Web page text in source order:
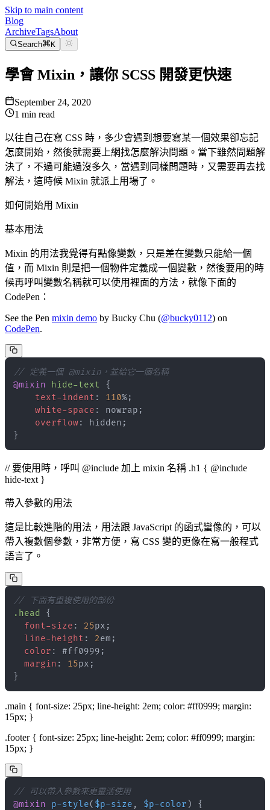
Skip to main content
Blog
ArchiveTagsAbout
Search K
學會 Mixin，讓你 SCSS 開發更快速
September 24, 2020
1 min read
以往自己在寫 CSS 時，多少會遇到想要寫某一個效果卻忘記
怎麼開始，然後就需要上網找怎麼解決問題。當下雖然問題解
決了，不過可能過沒多久，當遇到同樣問題時，又需要再去找
解法，這時候 Mixin 就派上用場了。
如何開始用 Mixin
基本用法
Mixin 的用法我覺得有點像變數，只是差在變數只能給一個
值，而 Mixin 則是把一個物件定義成一個變數，然後要用的時
候再呼叫變數名稱就可以使用裡面的方法，就像下面的
CodePen：
See the Pen mixin demo by Bucky Chu (@bucky0112) on
CodePen.
// 定義一個 @mixin，並給它一個名稱
@mixin
hide-text {
text-indent : 110%;
white-space : nowrap ;
overflow: hidden ;
}
// 要使用時，呼叫 @include 加上 mixin 名稱 .h1 { @include
hide-text }
帶入參數的用法
這是比較進階的用法，用法跟 JavaScript 的函式蠻像的，可以
帶入複數個參數，非常方便，寫 CSS 變的更像在寫一般程式
語言了。
// 下面有重複使用的部份
.head {
font-size : 25px ;
line-height : 2em ;
color : #ff0999 ;
margin : 15px ;
}
.main { font-size: 25px; line-height: 2em; color: #ff0999; margin:
15px; }
.footer { font-size: 25px; line-height: 2em; color: #ff0999; margin:
15px; }
// 可以帶入參數來更靈活使用
@mixin
p-style( $p-size , $p-color ) {